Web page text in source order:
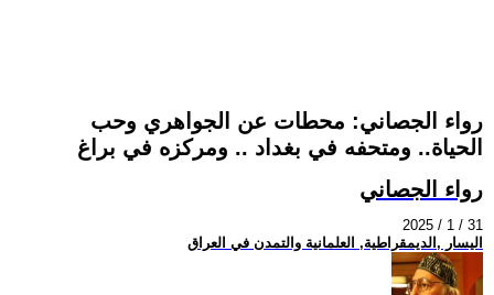
رواء الجصاني: محطات عن الجواهري وحب
الحياة.. ومتحفه في بغداد .. ومركزه في براغ
رواء الجصاني
2025 / 1 / 31
اليسار ,الديمقراطية, العلمانية والتمدن في العراق